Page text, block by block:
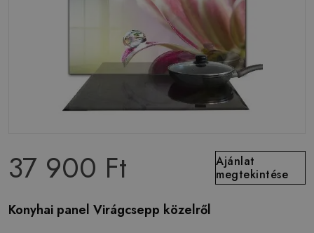
37 900 Ft
Ajánlat
megtekintése
Konyhai panel Virágcsepp közelről